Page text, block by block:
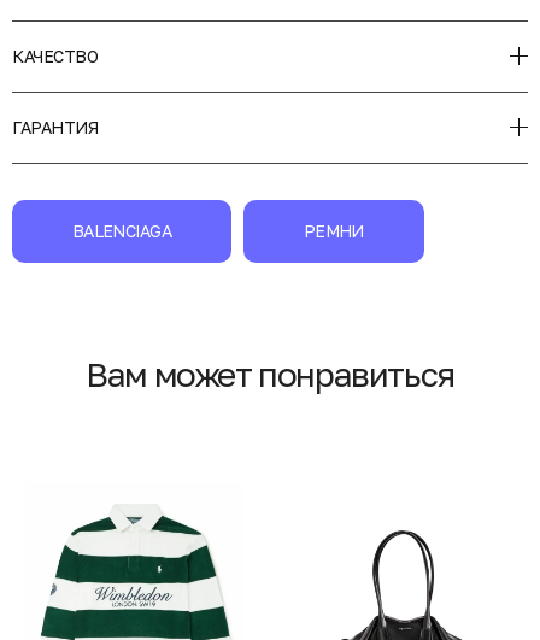
КАЧЕСТВО
ГАРАНТИЯ
BALENCIAGA РЕМНИ
Вам может понравиться